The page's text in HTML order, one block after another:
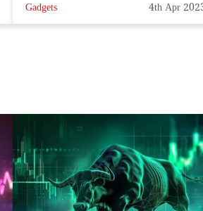
Gadgets 4th Apr